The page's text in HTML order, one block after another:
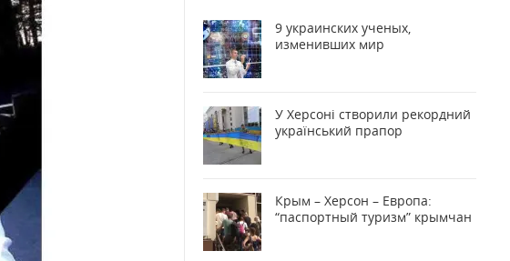
9 украинских ученых,
изменивших мир
У Херсоні створили рекордний
український прапор
Крым – Херсон – Европа:
“паспортный туризм” крымчан